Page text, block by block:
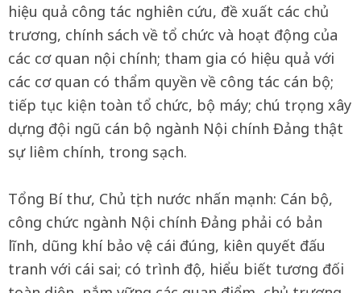
hiệu quả công tác nghiên cứu, đề xuất các chủ
trương, chính sách về tổ chức và hoạt động của
các cơ quan nội chính; tham gia có hiệu quả với
các cơ quan có thẩm quyền về công tác cán bộ;
tiếp tục kiện toàn tổ chức, bộ máy; chú trọng xây
dựng đội ngũ cán bộ ngành Nội chính Đảng thật
sự liêm chính, trong sạch.
Tổng Bí thư, Chủ tịch nước nhấn mạnh: Cán bộ,
công chức ngành Nội chính Đảng phải có bản
lĩnh, dũng khí bảo vệ cái đúng, kiên quyết đấu
tranh với cái sai; có trình độ, hiểu biết tương đối